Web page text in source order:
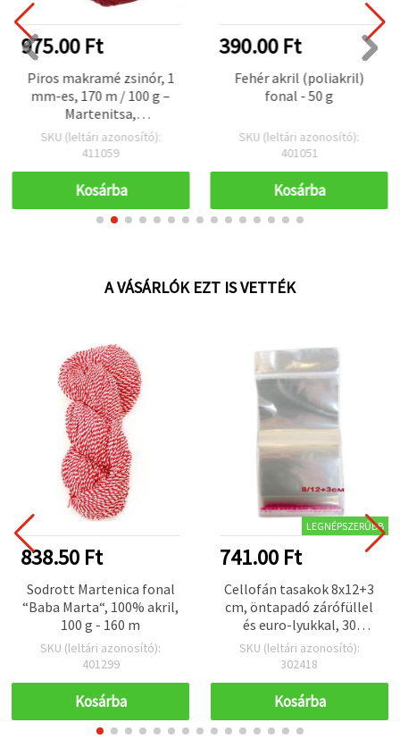
975.00 Ft
Piros makramé zsinór, 1
mm-es, 170 m / 100 g –
Martenitsa,
ékszerkészítés és
dekoráció
SKU (leltári azonosító):
411059
Kosárba
390.00 Ft
Fehér akril (poliakril)
fonal - 50 g
SKU (leltári azonosító):
401051
Kosárba
A VÁSÁRLÓK EZT IS VETTÉK
838.50 Ft
Sodrott Martenica fonal
“Baba Marta“, 100% akril,
100 g - 160 m
SKU (leltári azonosító):
401299
Kosárba
LEGNÉPSZERŰBB
741.00 Ft
Cellofán tasakok 8x12+3
cm, öntapadó zárófüllel
és euro-lyukkal, 30
mikron - 200 db-os
csomag
SKU (leltári azonosító):
302418
Kosárba